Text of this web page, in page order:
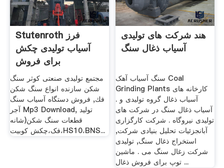
Stutenroth فرز
آسیاب تولیدی چکش
برای فروش
مجتمع تولیدی صنعتی کوثر سنگ
شکن سازنده انواع سنگ شكن
فك, فروش دستگاه آسیاب سنگ
آجر Mp3 Download, تولید
قطعات سنگ شکن(شانه
فک،چکش کوبیت،HS10،BNS...
هند شرکت های تولیدی
آسیاب ذغال سنگ
سنگ آسیاب آهک Coal
Grinding Plants کارخانه های
آسیاب ذغال گروه تولیدی و .
آسیاب ذغال سنگ در شرکت های
تولیدی نیروگاه . شرکت کارگزاری
آبانجزئیات تحلیل بنیادی شرکت,
استخراج ذغال سنگ, تولیدی
شرکت زغال سنگ می . ماشین
توپ برای فروش ذغال ...